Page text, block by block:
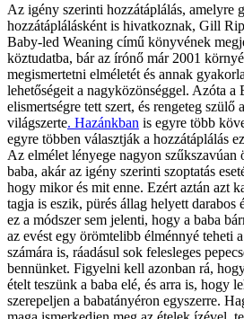
Az igény szerinti hozzátáplálás, amelyre
hozzátáplálásként is hivatkoznak, Gill
Baby-led Weaning című könyvének
köztudatba, bár az írónő már 2001
megismertetni elméletét és annak
lehetőségeit a nagyközönséggel. Azóta
elismertségre tett szert, és rengeteg szülő
világszerte. Hazánkban is egyre több
egyre többen választják a hozzátáplálás
Az elmélet lényege nagyon szűkszavúan
baba, akár az igény szerinti szoptatás
hogy mikor és mit enne. Ezért aztán azt
tagja is eszik, pürés állag helyett darabos
ez a módszer sem jelenti, hogy a baba
az evést egy örömtelibb élménnyé teheti
számára is, ráadásul sok felesleges
bennünket. Figyelni kell azonban rá,
ételt teszünk a baba elé, és arra is, hogy
szerepeljen a babatányéron egyszerre.